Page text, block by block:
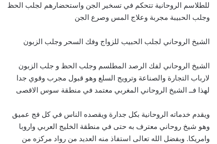
للطلاسم الروحانية تتحكم في تسخير الجن واستحضارهم لجلب الحظ
وجلب الحبيبة مجربة وعلاج المس وصرع الجن
الشيخ الروحاني لجلب الحبيب للزواج وفك السحر وجلب الزبون
الشيخ الروحاني لفك الرصد المطلسم وجلب الحظ و جلب الزبون
لارباب التجارة والصناعة وترويج السلع وهو قبول مجرب وقوي جدا
لهذا فــ الشيخ الروحاني المغربي معتمد في منطقة سوس الاقصى
ويقدم خدماته الروحانية بكل جدارة ويقصده الناس في كل فج عميق
وهو شيخ روحاني معترف به حتى في منطقة الخليج العربي واروبا
وامريكا. وبفضل الله تعالى استفاذ منه العديد من رواد مركزه من